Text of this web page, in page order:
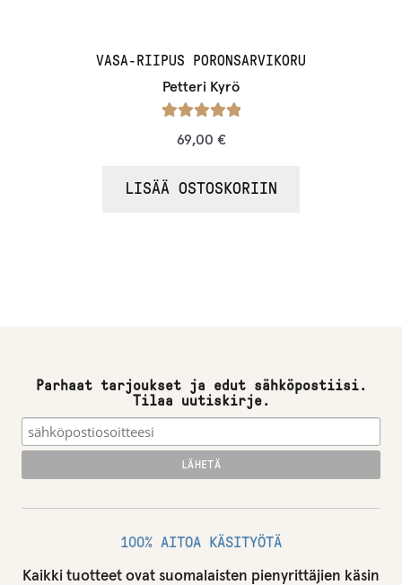
VASA-RIIPUS PORONSARVIKORU
Petteri Kyrö
69,00 €
LISÄÄ OSTOSKORIIN
Parhaat tarjoukset ja edut sähköpostiisi.
Tilaa uutiskirje.
100% AITOA KÄSITYÖTÄ
Kaikki tuotteet ovat suomalaisten pienyrittäjien käsin